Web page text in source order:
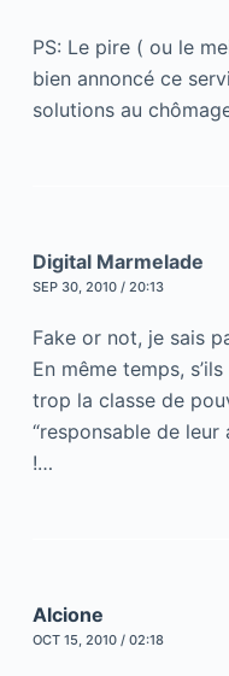
PS: Le pire ( ou le
bien annoncé ce
solutions au
Digital Marmelade
SEP 30, 2010 / 20:13
Fake or not, je sais
En même temps,
trop la classe de
“responsable de leur
!…
Alcione
OCT 15, 2010 / 02:18